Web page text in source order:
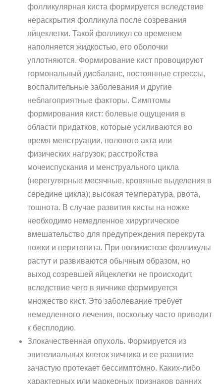
фолликулярная киста формируется вследствие
нераскрытия фолликула после созревания
яйцеклетки. Такой фолликул со временем
наполняется жидкостью, его оболочки
уплотняются. Формирование кист провоцируют
гормональный дисбаланс, постоянные стрессы,
воспалительные заболевания и другие
неблагоприятные факторы. Симптомы
формирования кист: болевые ощущения в
области придатков, которые усиливаются во
время менструации, полового акта или
физических нагрузок; расстройства
мочеиспускания и менструального цикла
(нерегулярные месячные, кровяные выделения в
середине цикла); высокая температура, рвота,
тошнота. В случае развития кисты на ножке
необходимо немедленное хирургическое
вмешательство для предупреждения перекрута
ножки и перитонита. При поликистозе фолликулы
растут и развиваются обычным образом, но
выход созревшей яйцеклетки не происходит,
вследствие чего в яичнике формируется
множество кист. Это заболевание требует
немедленного лечения, поскольку часто приводит
к бесплодию.
Злокачественная опухоль. Формируется из
эпителиальных клеток яичника и ее развитие
зачастую протекает бессимптомно. Каких-либо
характерных или маркерных признаков ранних